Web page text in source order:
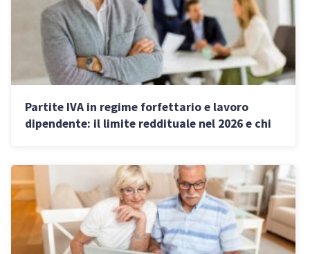
Partite IVA in regime forfettario e lavoro
dipendente: il limite reddituale nel 2026 e chi